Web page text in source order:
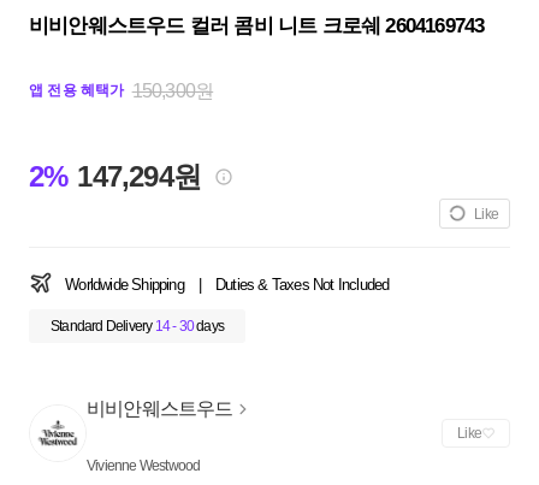
비비안웨스트우드 컬러 콤비 니트 크로쉐 2604169743
앱 전용 혜택가 150,300원
2% 147,294원
Like
Worldwide Shipping Duties & Taxes Not Included
Standard Delivery 14 - 30days
비비안웨스트우드
Vivienne Westwood
Like